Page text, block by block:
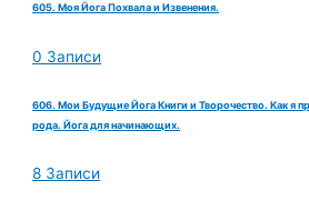
605. Моя Йога Похвала и Извенения.
0 Записи
606. Мои Будущие Йога Книги и Творочество. Как я
рода. Йога для начинающих.
8 Записи